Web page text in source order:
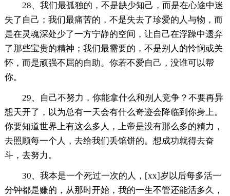
28、我们最孤独的，不是缺少知己，而是在心途中迷
失了自己；我们最痛苦的，不是失去了珍爱的人与物，而
是在灵魂深处少了一方宁静的空间，让自己在浮躁中遗弃
了那些宝贵的精神；我们最需要的，不是别人的怜悯或关
怀，而是顽强不屈的自助。你若不爱自己，没谁可以帮
你。
29、自己不努力，你能拿什么和别人竞争？不要再异
想天开了，以为总有一天会有什么奇迹会降临到你身上。
你要知道世界上有这么多人，上帝是没有那么多的精力，
去照顾每一个人，去给我们丢馅饼的。想成功就得去奋
斗，去努力。
30、我本是一个死过一次的人，[xx]岁以后每多活一
分钟都是赚的，从那时开始，我的一生不管还能活多久，